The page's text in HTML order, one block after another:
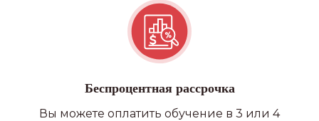
Беспроцентная рассрочка
Вы можете оплатить обучение в 3 или 4